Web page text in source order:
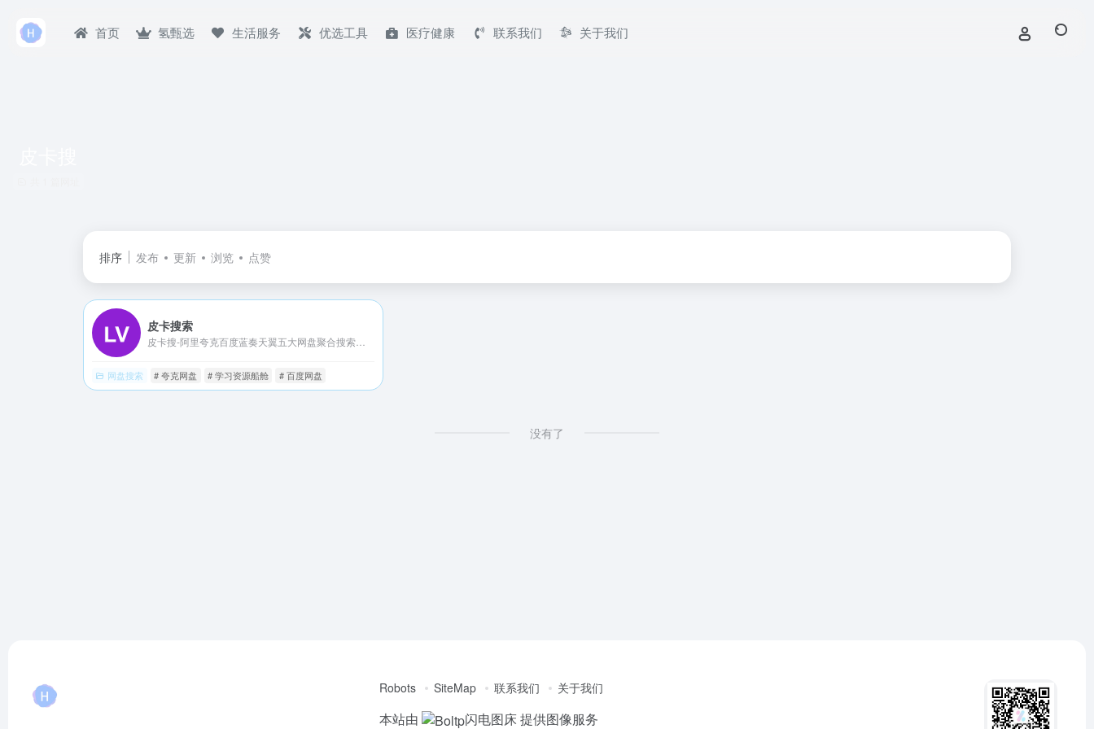
首页 氢甄选 生活服务 优选工具 医疗健康 联系我们 关于我们
排序 发布 更新 浏览 点赞
皮卡搜索
网盘搜索 # 夸克网盘 # 学习资源船舱 # 百度网盘
没有了
Robots SiteMap 联系我们 关于我们
本站由 闪电图床提供图像服务